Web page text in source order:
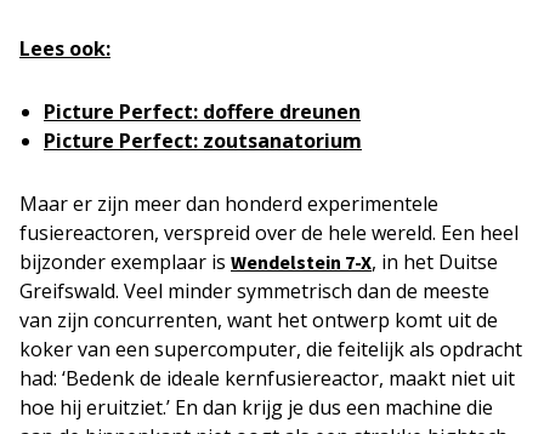
Lees ook:
Picture Perfect: doffere dreunen
Picture Perfect: zoutsanatorium
Maar er zijn meer dan honderd experimentele
fusiereactoren, verspreid over de hele wereld. Een heel
bijzonder exemplaar is Wendelstein 7-X, in het Duitse
Greifswald. Veel minder symmetrisch dan de meeste
van zijn concurrenten, want het ontwerp komt uit de
koker van een supercomputer, die feitelijk als opdracht
had: ‘Bedenk de ideale kernfusiereactor, maakt niet uit
hoe hij eruitziet.’ En dan krijg je dus een machine die